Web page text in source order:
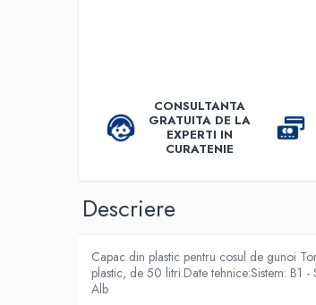
Dezinfectanti profesionali
Dezinfectanti maini
Dispensere / Dozatoare
Dispensere acoperitoare colac wc
Dispensere hartie igienica
CONSULTANTA
GRATUITA DE LA
EXPERTI IN
CURATENIE
Descriere
Capac din plastic pentru cosul de gunoi
plastic, de 50 litri.Date tehnice:Sistem: B1
Alb